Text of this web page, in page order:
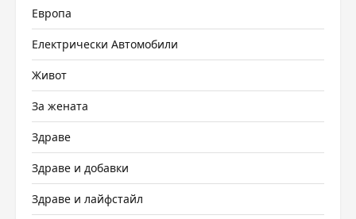
Европа
Електрически Автомобили
Живот
За жената
Здраве
Здраве и добавки
Здраве и лайфстайл